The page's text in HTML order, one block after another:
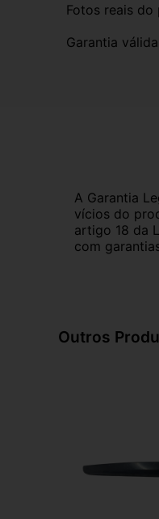
Fotos reais do
Garantia
A Garantia
vícios do
artigo 18 da
com
Outros